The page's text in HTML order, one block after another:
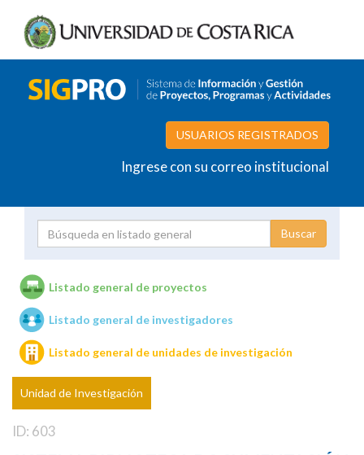
USUARIOS REGISTRADOS
Ingrese con su correo institucional
Unidades de investigación
Listado general de proyectos
Listado general de investigadores
Listado general de unidades de investigación
Unidad de Investigación
ID: 603